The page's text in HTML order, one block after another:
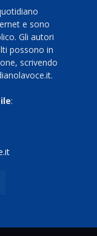
e sono
Gli autori
possono in
scrivendo
: